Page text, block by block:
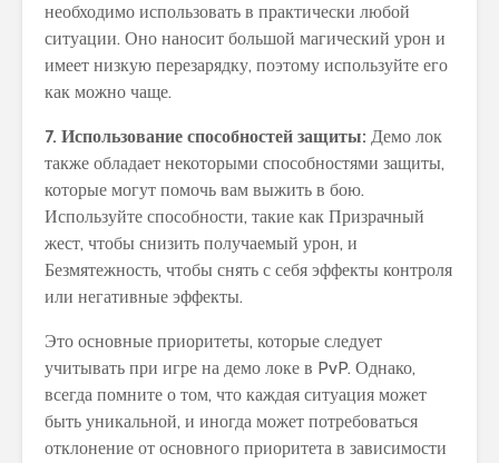
необходимо использовать в практически любой
ситуации. Оно наносит большой магический урон и
имеет низкую перезарядку, поэтому используйте его
как можно чаще.
7. Использование способностей защиты: Демо лок
также обладает некоторыми способностями защиты,
которые могут помочь вам выжить в бою.
Используйте способности, такие как Призрачный
жест, чтобы снизить получаемый урон, и
Безмятежность, чтобы снять с себя эффекты контроля
или негативные эффекты.
Это основные приоритеты, которые следует
учитывать при игре на демо локе в PvP. Однако,
всегда помните о том, что каждая ситуация может
быть уникальной, и иногда может потребоваться
отклонение от основного приоритета в зависимости